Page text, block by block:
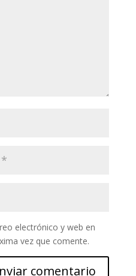
electrónico y web en
vez que comente.